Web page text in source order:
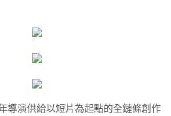
導演供給以短片為起點的全鏈條創作